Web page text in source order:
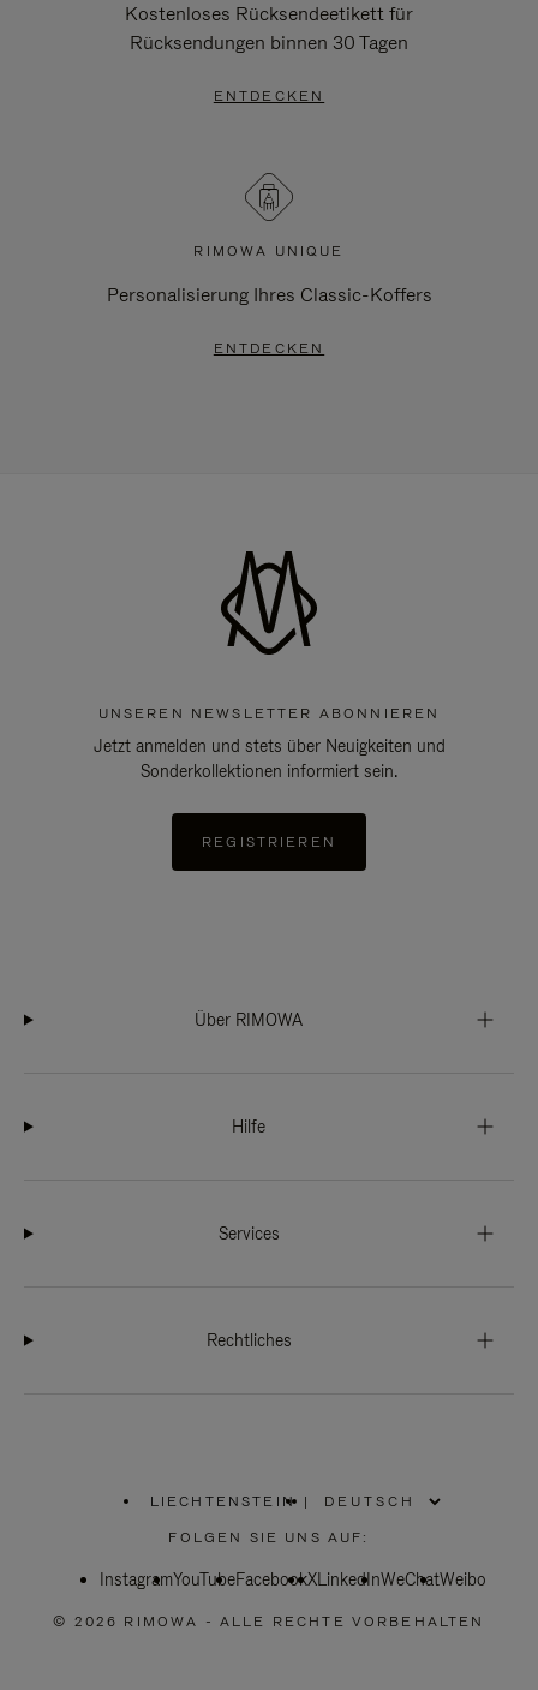
Kostenloses Rücksendeetikett für
Rücksendungen binnen 30 Tagen
ENTDECKEN
RIMOWA UNIQUE
Personalisierung Ihres Classic-Koffers
ENTDECKEN
UNSEREN NEWSLETTER ABONNIEREN
Jetzt anmelden und stets über Neuigkeiten und
Sonderkollektionen informiert sein.
REGISTRIEREN
Über RIMOWA
Hilfe
Services
Rechtliches
LIECHTENSTEIN
WÄHLEN
SIE
REGION
|
FOLGEN SIE UNS AUF:
InstagramYouTubeFacebookXLinkedInWeChatWeibo
© 2026 RIMOWA - ALLE RECHTE VORBEHALTEN